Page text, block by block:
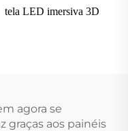
tela LED imersiva 3D
agora se
graças aos painéis